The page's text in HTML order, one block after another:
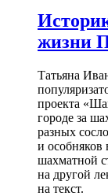
жизни
Татьяна
проекта
городе за
разных
и особняков
шахматной
на другой
на текст.